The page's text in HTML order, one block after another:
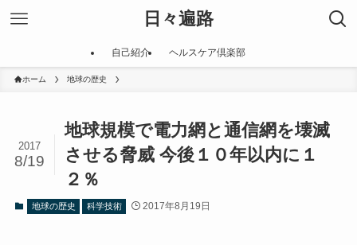
日々遍路
自己紹介 ヘルスケア倶楽部
ホーム 地球の歴史
地球規模で電力網と通信網を壊滅
させる脅威 今後１０年以内に１
２％
2017
8/19
地球の歴史 科学技術 2017年8月19日